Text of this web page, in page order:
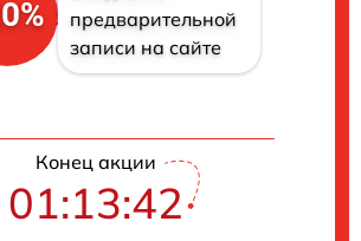
предварительной
записи на сайте
Конец акции
01:13:41